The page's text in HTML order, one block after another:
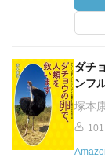
ダチ
ンフ
塚本
101